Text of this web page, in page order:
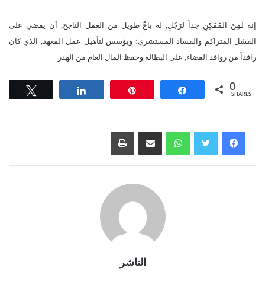
إنه لَمِنَ المُمْكِنِ جداً لرَجُلٍ, له باعٌ طويل من العمل الناجح, أن يقضي على
الفشل المتراكم والفساد المستشري؛ ويؤسس لتأهيل عمل المعهد, الذي كان
رافداً من روافد القضاء, على البطالة وحفظ المال العام من الهدر.
Share 0
SHARES
واتساب مشاركة عبر البريد طباعة
الناشر